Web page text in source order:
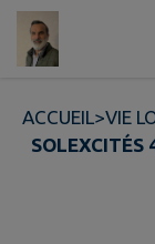
Contenu
ACCUEIL>VIE
SOLEXCITÉS